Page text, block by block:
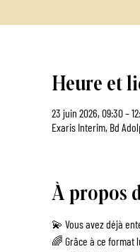
Heure et
23 juin 2026, 09:30 –
Exaris Interim, Bd
À propos
💫 Vous avez déjà
🌈 Grâce à ce format